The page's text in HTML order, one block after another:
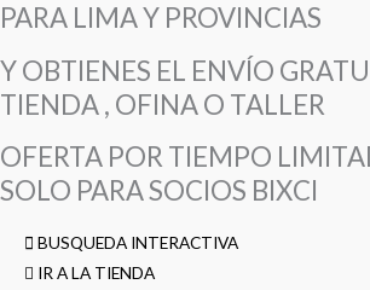
PARA LIMA Y PROVINCIAS
Y OBTIENES EL ENVÍO
TIENDA , OFINA O TALLER
OFERTA POR TIEMPO
SOLO PARA SOCIOS BIXCI
BUSQUEDA INTERACTIVA
IR A LA TIENDA